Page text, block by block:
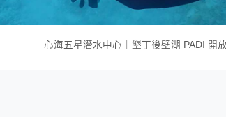
心海五星潛水中心｜墾丁後壁湖 PADI 開